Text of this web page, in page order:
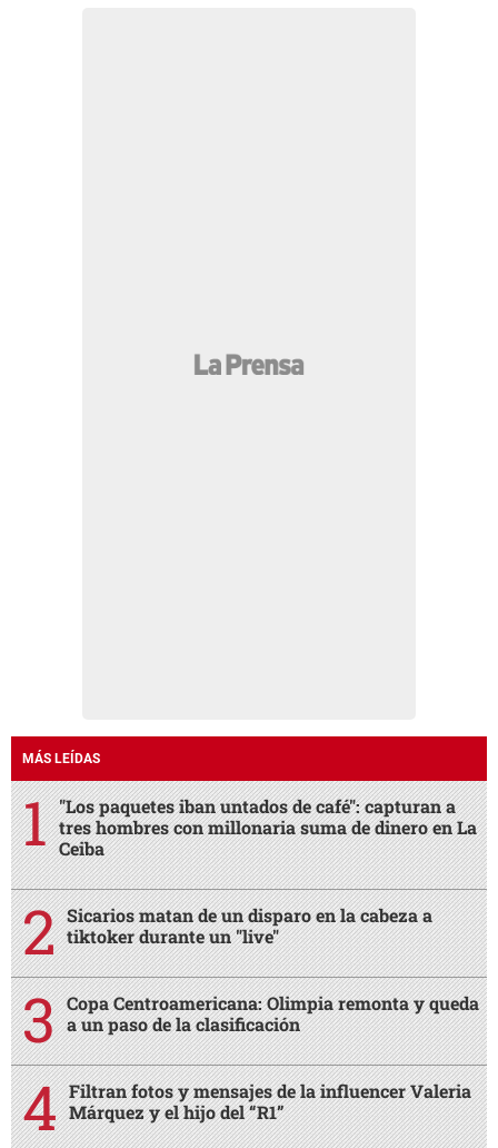
MÁS LEÍDAS
"Los paquetes iban untados de café": capturan a
tres hombres con millonaria suma de dinero en La
Ceiba
Sicarios matan de un disparo en la cabeza a
tiktoker durante un "live"
Copa Centroamericana: Olimpia remonta y queda
a un paso de la clasificación
Filtran fotos y mensajes de la influencer Valeria
Márquez y el hijo del “R1”